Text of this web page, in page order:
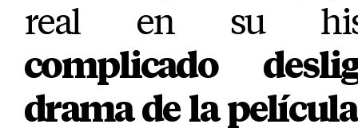
real en su
complicado
drama de la película